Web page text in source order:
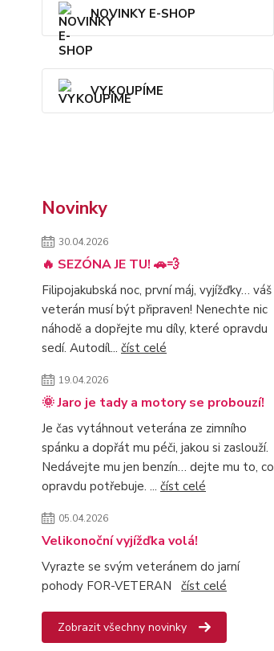
NOVINKY E-SHOP
VYKOUPÍME
Novinky
30.04.2026
🔥 SEZÓNA JE TU! 🚗💨
Filipojakubská noc, první máj, vyjížďky… váš
veterán musí být připraven! Nenechte nic
náhodě a dopřejte mu díly, které opravdu
sedí. Autodíl... číst celé
19.04.2026
🌞 Jaro je tady a motory se probouzí!
Je čas vytáhnout veterána ze zimního
spánku a dopřát mu péči, jakou si zaslouží.
Nedávejte mu jen benzín… dejte mu to, co
opravdu potřebuje. ... číst celé
05.04.2026
Velikonoční vyjížďka volá!
Vyrazte se svým veteránem do jarní
pohody FOR-VETERAN číst celé
Zobrazit všechny novinky